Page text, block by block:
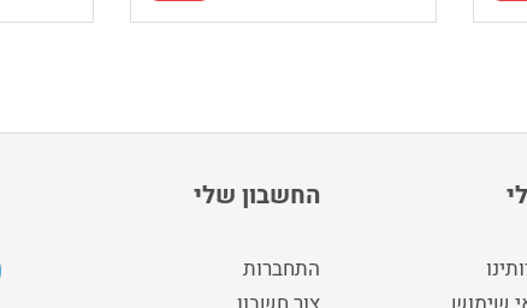
החשבון שלי
התחברות